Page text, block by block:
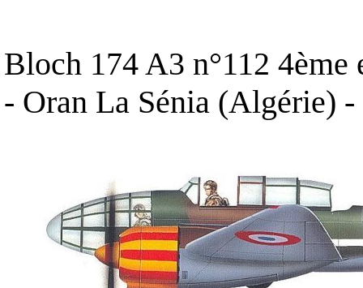
Bloch 174 A3 n°112
- Oran La Sénia (Algérie)